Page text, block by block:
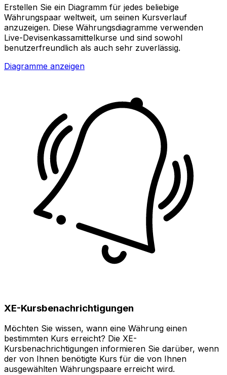
Erstellen Sie ein Diagramm für jedes beliebige
Währungspaar weltweit, um seinen Kursverlauf
anzuzeigen. Diese Währungsdiagramme verwenden
Live-Devisenkassamittelkurse und sind sowohl
benutzerfreundlich als auch sehr zuverlässig.
Diagramme anzeigen
XE-Kursbenachrichtigungen
Möchten Sie wissen, wann eine Währung einen
bestimmten Kurs erreicht? Die XE-
Kursbenachrichtigungen informieren Sie darüber, wenn
der von Ihnen benötigte Kurs für die von Ihnen
ausgewählten Währungspaare erreicht wird.